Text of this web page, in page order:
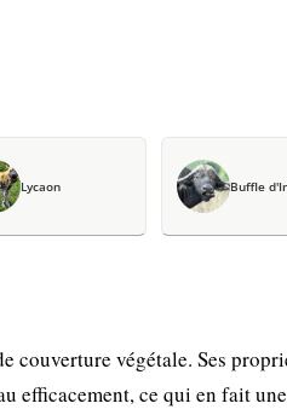
Lycaon Buffle
couverture végétale. Ses
efficacement, ce qui en fait une